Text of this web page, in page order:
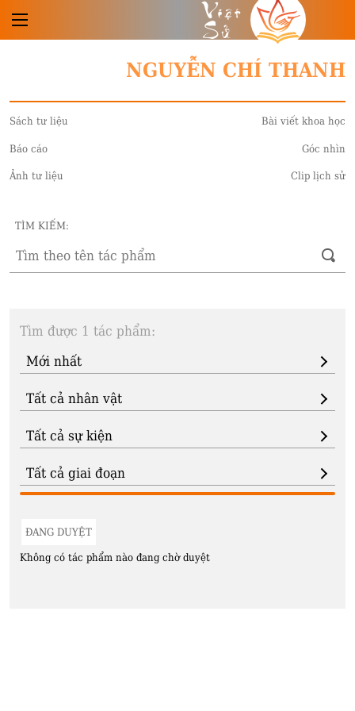
Việt
Sử
NGUYỄN CHÍ THANH
Sách tư liệu Bài viết khoa học
Báo cáo Góc nhìn
Ảnh tư liệu Clip lịch sử
TÌM KIẾM:
Tìm được 1 tác phẩm:
ĐANG DUYỆT
Không có tác phẩm nào đang chờ duyệt